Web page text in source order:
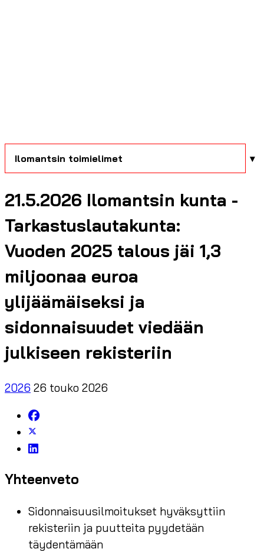
Ilomantsin toimielimet
21.5.2026 Ilomantsin kunta -
Tarkastuslautakunta:
Vuoden 2025 talous jäi 1,3
miljoonaa euroa
ylijäämäiseksi ja
sidonnaisuudet viedään
julkiseen rekisteriin
2026 26 touko 2026
Yhteenveto
Sidonnaisuusilmoitukset hyväksyttiin
rekisteriin ja puutteita pyydetään
täydentämään